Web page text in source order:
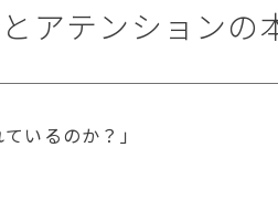
アテンションの
いるのか？」